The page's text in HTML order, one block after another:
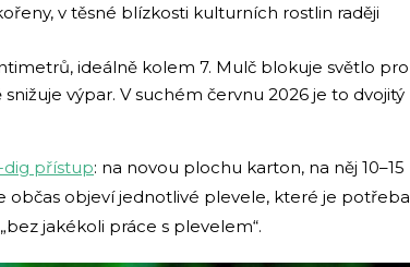
v těsné blízkosti kulturních rostlin raději
ideálně kolem 7. Mulč blokuje světlo pro
výpar. V suchém červnu 2026 je to dvojitý
dig přístup: na novou plochu karton, na něj 10–15
objeví jednotlivé plevele, které je potřeba
jakékoli práce s plevelem“.